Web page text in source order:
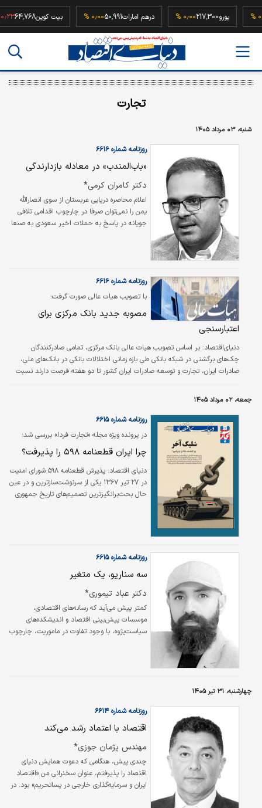
یورو217,300 درهم امارات50,991 بیت کوین
تجارت
شنبه، ۰۳ مرداد ۱۴۰۵
روزنامه شماره ۶۶۱۶
«باب‌المندب» در معادله بازدارندگی
دکتر کامران کرمی*
اعلام محاصره دریایی عربستان از سوی انصارالله
یمن را نمی‌توان صرفا در چارچوب اقدامی تلافی
‌جویانه در پاسخ به حملات اخیر سعودی به صنعا
عیار به وضعیت «نه جنگ، نه صلح» منتقل شده
بود، اما هیچ‌گاه از میان نرفت.
با تصویب هیات عالی صورت گرفت؛
روزنامه شماره ۶۶۱۶
مصوبه جدید بانک مرکزی برای
اعتبارسنجی
دنیای‌اقتصاد: بر اساس تصویب هیات عالی بانک مرکزی، تمامی صادرکنندگان
چک‌های برگشتی در شبکه بانکی طی بازه زمانی اختلالات بانکی در بانک‌های ملی،
صادرات ایران، تجارت و توسعه صادرات ایران کشور تا دو هفته فرصت دارند نسبت
تسهیلات به‌عنوان نمره منفی لحاظ نشود. همچنین تمامی تسهیلات و تعهدات
در سابقه اعتباری و گزارش‌های اعتبارسنجی تسهیلات و چک به‌عنوان نمره…
جمعه، ۰۲ مرداد ۱۴۰۵
در پرونده ویژه مجله «تجارت فردا» بررسی شد؛
روزنامه شماره ۶۶۱۵
چرا ایران قطعنامه ۵۹۸ را پذیرفت؟
دنیای اقتصاد: پذیرش قطعنامه ۵۹۸ شورای امنیت
در ۲۷ تیر ۱۳۶۷ یکی از سرنوشت‌سازترین و در عین
حال بحث‌برانگیزترین تصمیم‌های تاریخ جمهوری
گذاشت، بخش بزرگی از زیرساخت‌های ایران و عراق
را تخریب کرد و هزینه‌های سنگین انسانی،
اقتصادی و اجتماعی به دو کشور تحمیل کرد.
روزنامه شماره ۶۶۱۵
سه سناریو، یک متغیر
دکتر عباد تیموری*
کمتر پیش می‌آید که رسانه‌های اقتصادی،
موسسات پیش‌بینی اقتصاد و اندیشکده‌های
سیاست‌پژوه، با وجود تفاوت در ماموریت، چارچوب
اقتصاد کلان. از همین رو، انتظار می‌رود تصویرهای
متفاوتی نیز از آینده ارائه شود.
چهارشنبه، ۳۱ تیر ۱۴۰۵
روزنامه شماره ۶۶۱۴
اقتصاد با اعتماد رشد می‌کند
مهندس پژمان جوزی*
چندی پیش، هنگامی که دعوت همایش دنیای
اقتصاد را پذیرفتم، عنوان سخنرانی من «اقتصاد
ایران و سرمایه‌گذاری خارجی در پسا‌تحریم» بود. در